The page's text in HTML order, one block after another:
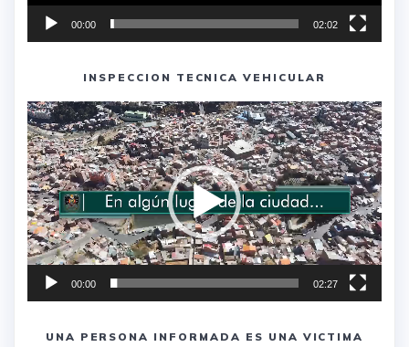
00:00 02:02
INSPECCION TECNICA VEHICULAR
Reproductor
de
vídeo
00:00 02:27
UNA PERSONA INFORMADA ES UNA VICTIMA